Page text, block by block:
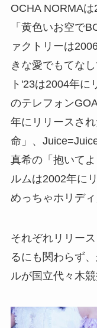
OCHA NORMA
「黄色いお空で
ァクトリーは
きな愛でもてな
ト'23は2004年
のテレフォン
年にリリースさ
命」、
真希の「抱いて
ルムは2002年に
めっちゃホリディ
それぞれリリー
るにも関わらず
ルが国立代々木